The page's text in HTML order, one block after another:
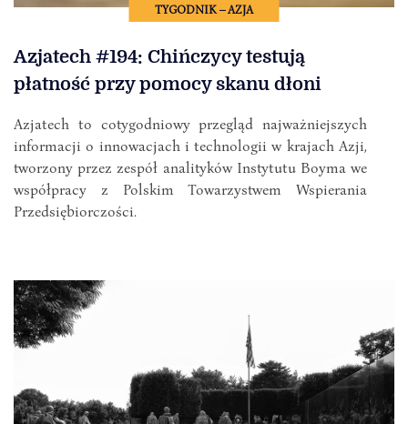
TYGODNIK – AZJA
Azjatech #194: Chińczycy testują
płatność przy pomocy skanu dłoni
Azjatech to cotygodniowy przegląd najważniejszych
informacji o innowacjach i technologii w krajach Azji,
tworzony przez zespół analityków Instytutu Boyma we
współpracy z Polskim Towarzystwem Wspierania
Przedsiębiorczości.